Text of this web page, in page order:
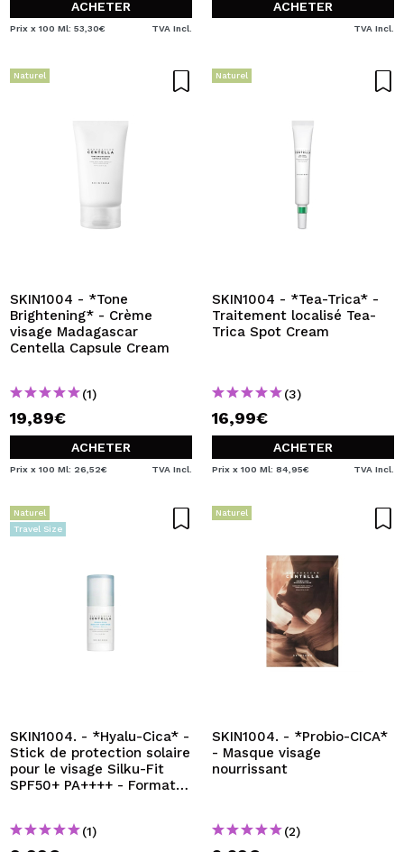
ACHETER
Prix x 100 Ml: 53,30€ TVA Incl.
ACHETER
TVA Incl.
Naturel
SKIN1004 - *Tone
Brightening* - Crème
visage Madagascar
Centella Capsule Cream
(1)
19,89€
ACHETER
Prix x 100 Ml: 26,52€ TVA Incl.
Naturel
SKIN1004 - *Tea-Trica* -
Traitement localisé Tea-
Trica Spot Cream
(3)
16,99€
ACHETER
Prix x 100 Ml: 84,95€ TVA Incl.
Naturel
Travel Size
SKIN1004. - *Hyalu-Cica* -
Stick de protection solaire
pour le visage Silku-Fit
SPF50+ PA++++ - Format
(1)
Naturel
SKIN1004. - *Probio-CICA*
- Masque visage
nourrissant
(2)